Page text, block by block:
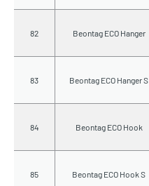
82 Beontag ECO Hanger
83 Beontag ECO Hanger S
84 Beontag ECO Hook
85 Beontag ECO Hook S